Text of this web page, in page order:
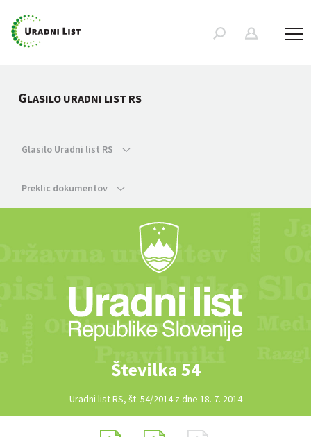
GLASILO URADNI LIST RS
Glasilo Uradni list RS
Preklic dokumentov
Številka 54
Uradni list RS, št. 54/2014 z dne 18. 7. 2014